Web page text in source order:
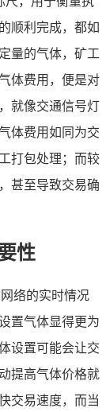
顺利完成，都如
量的气体，矿工
体费用，便是对
就像交通信号灯
体费用如同为交
打包处理；而较
甚至导致交易确
性
络的实时情况
置气体显得更为
设置可能会让交
提高气体价格就
交易速度，而当